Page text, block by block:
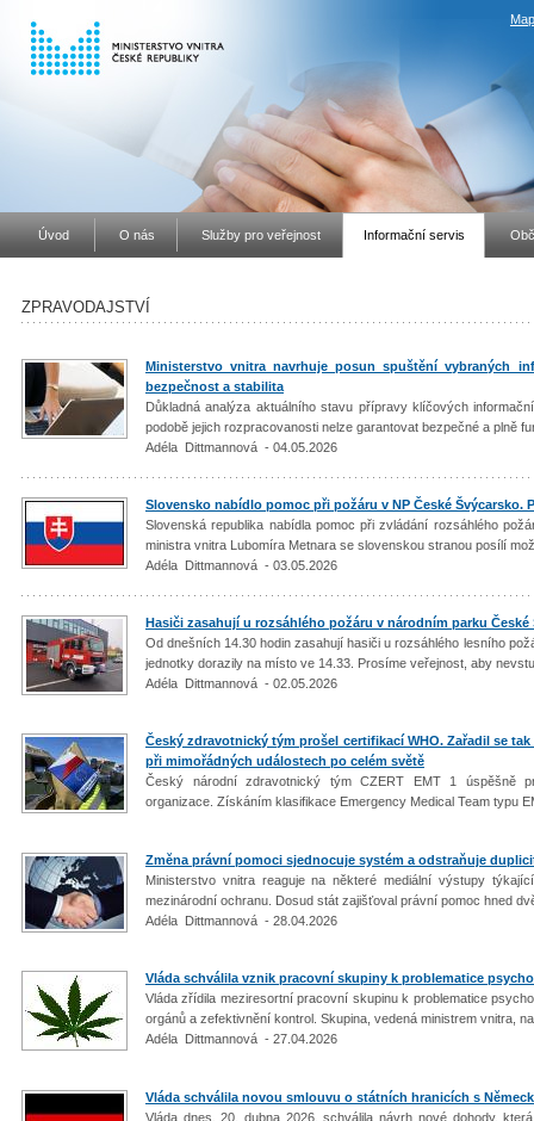
Úvod O nás Služby pro veřejnost Informační servis
ZPRAVODAJSTVÍ
Ministerstvo vnitra navrhuje posun spuštění vybraných
bezpečnost a stabilita
Důkladná analýza aktuálního stavu přípravy klíčových
podobě jejich rozpracovanosti nelze garantovat bezpečné a plně
Adéla Dittmannová - 04.05.2026
Slovensko nabídlo pomoc při požáru v NP České Švýcarsko.
Slovenská republika nabídla pomoc při zvládání rozsáhlého
ministra vnitra Lubomíra Metnara se slovenskou stranou posílí
Adéla Dittmannová - 03.05.2026
Hasiči zasahují u rozsáhlého požáru v národním parku České
Od dnešních 14.30 hodin zasahují hasiči u rozsáhlého lesního
jednotky dorazily na místo ve 14.33. Prosíme veřejnost, aby
Adéla Dittmannová - 02.05.2026
Český zdravotnický tým prošel certifikací WHO. Zařadil se
při mimořádných událostech po celém světě
Český národní zdravotnický tým CZERT EMT 1 úspěšně
organizace. Získáním klasifikace Emergency Medical Team typu
Změna právní pomoci sjednocuje systém a odstraňuje
Ministerstvo vnitra reaguje na některé mediální výstupy
mezinárodní ochranu. Dosud stát zajišťoval právní pomoc hned
Adéla Dittmannová - 28.04.2026
Vláda schválila vznik pracovní skupiny k problematice
Vláda zřídila meziresortní pracovní skupinu k problematice
orgánů a zefektivnění kontrol. Skupina, vedená ministrem vnitra,
Adéla Dittmannová - 27.04.2026
Vláda schválila novou smlouvu o státních hranicích s
Vláda dnes, 20. dubna 2026, schválila návrh nové dohody,